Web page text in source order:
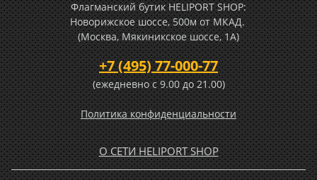
Флагманский бутик HELIPORT SHOP:
Новорижское шоссе, 500м от МКАД.
(Москва, Мякиникское шоссе, 1А)
+7 (495) 77-000-77
(ежедневно c 9.00 до 21.00)
Политика конфиденциальности
О СЕТИ HELIPORT SHOP